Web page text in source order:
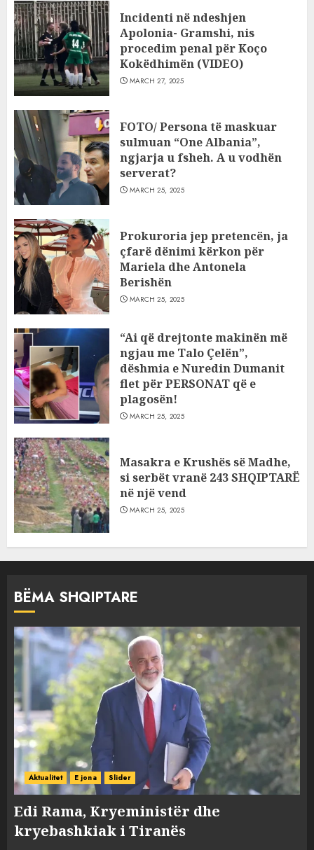
Incidenti në ndeshjen
Apolonia- Gramshi, nis
procedim penal për Koço
Kokëdhimën (VIDEO)
MARCH 27, 2025
FOTO/ Persona të maskuar
sulmuan “One Albania”,
ngjarja u fsheh. A u vodhën
serverat?
MARCH 25, 2025
Prokuroria jep pretencën, ja
çfarë dënimi kërkon për
Mariela dhe Antonela
Berishën
MARCH 25, 2025
“Ai që drejtonte makinën më
ngjau me Talo Çelën”,
dëshmia e Nuredin Dumanit
flet për PERSONAT që e
plagosën!
MARCH 25, 2025
Masakra e Krushës së Madhe,
si serbët vranë 243 SHQIPTARË
në një vend
MARCH 25, 2025
BËMA SHQIPTARE
Aktualitet E jona Slider
Edi Rama, Kryeministër dhe
kryebashkiak i Tiranës